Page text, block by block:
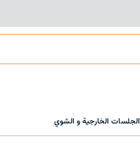
الجلسات الخارجية و الشوي